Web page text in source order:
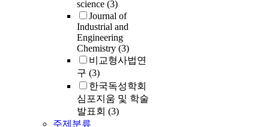
science (3)
Journal of
Industrial and
Engineering
Chemistry (3)
비교형사법연
구 (3)
한국독성학회
심포지움 및 학술
발표회 (3)
주제분류